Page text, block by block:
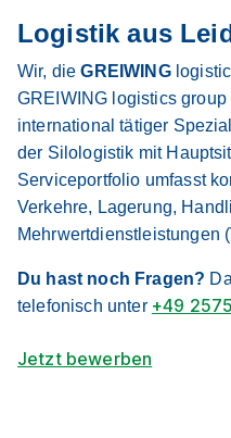
Logistik aus
Wir, dieGREIWING
GREIWING logistics
international tätiger
der Silologistik mit
Serviceportfolio umfasst
Verkehre, Lagerung,
Mehrwertdienstleistungen
Du hast noch Fragen?
telefonisch unter +49
Jetzt bewerben